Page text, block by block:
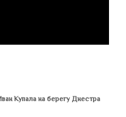
Купала на берегу Днестра